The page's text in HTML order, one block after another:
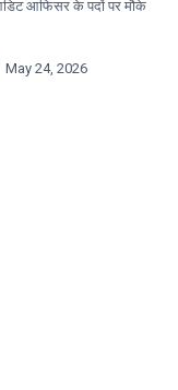
आफिसर के पदों पर मौके
May 24, 2026